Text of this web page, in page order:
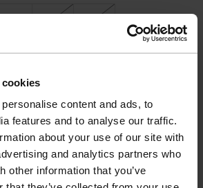
content and ads, to
features and to analyse our traffic.
about your use of our site with
and analytics partners who
other information that you’ve
LE STOCK EN MAGASIN